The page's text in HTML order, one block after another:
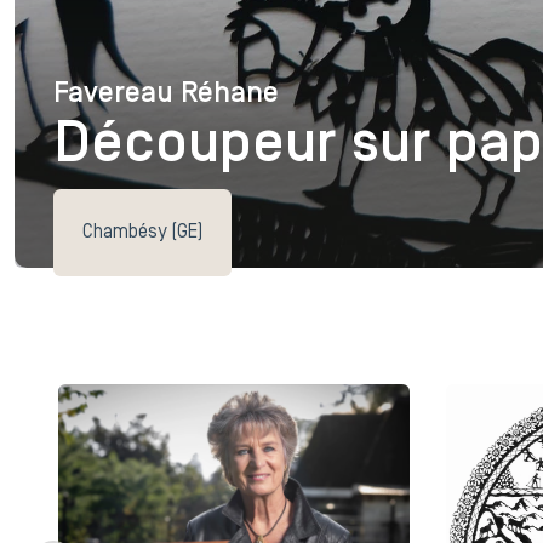
Favereau Réhane
Favereau Réhane
Découpeur sur
Chambésy (GE)